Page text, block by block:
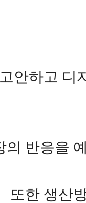
안하고 디
의 반응을
또한 생산